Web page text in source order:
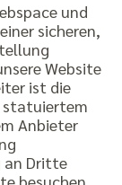
und
sicheren,
Website
ist die
statuiertem
Anbieter
an Dritte